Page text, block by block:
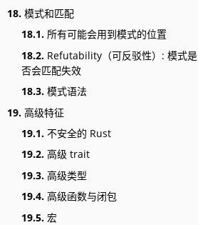
18. 模式和匹配
18.1. 所有可能会用到模式的位置
18.2. Refutability（可反驳性）: 模式是
否会匹配失效
18.3. 模式语法
19. 高级特征
19.1. 不安全的 Rust
19.2. 高级 trait
19.3. 高级类型
19.4. 高级函数与闭包
19.5. 宏